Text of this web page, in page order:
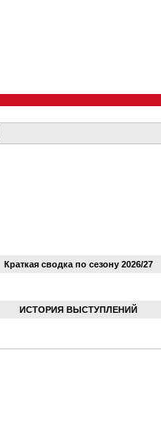
Краткая сводка по сезону 2026/27
ИСТОРИЯ ВЫСТУПЛЕНИЙ